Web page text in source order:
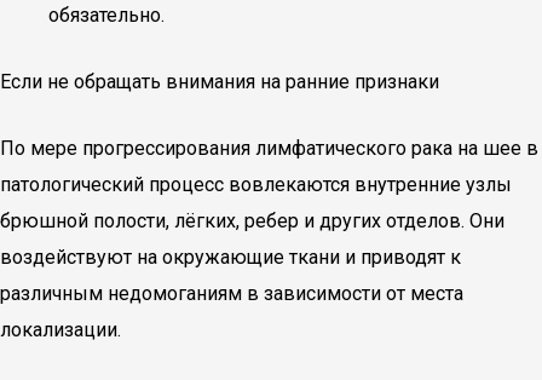
обязательно.
Если не обращать внимания на ранние признаки
По мере прогрессирования лимфатического рака на шее в
патологический процесс вовлекаются внутренние узлы
брюшной полости, лёгких, ребер и других отделов. Они
воздействуют на окружающие ткани и приводят к
различным недомоганиям в зависимости от места
локализации.